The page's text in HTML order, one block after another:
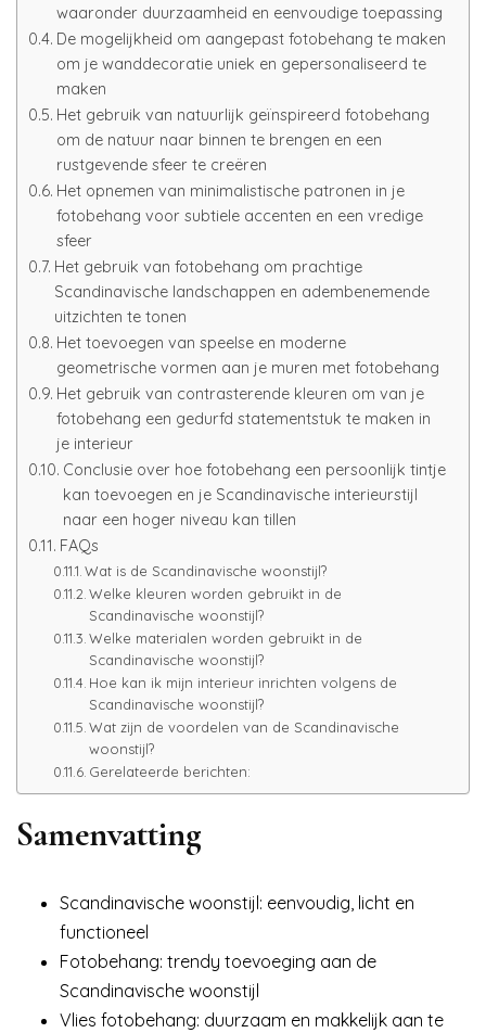
waaronder duurzaamheid en eenvoudige toepassing
De mogelijkheid om aangepast fotobehang te maken
om je wanddecoratie uniek en gepersonaliseerd te
maken
Het gebruik van natuurlijk geïnspireerd fotobehang
om de natuur naar binnen te brengen en een
rustgevende sfeer te creëren
Het opnemen van minimalistische patronen in je
fotobehang voor subtiele accenten en een vredige
sfeer
Het gebruik van fotobehang om prachtige
Scandinavische landschappen en adembenemende
uitzichten te tonen
Het toevoegen van speelse en moderne
geometrische vormen aan je muren met fotobehang
Het gebruik van contrasterende kleuren om van je
fotobehang een gedurfd statementstuk te maken in
je interieur
Conclusie over hoe fotobehang een persoonlijk tintje
kan toevoegen en je Scandinavische interieurstijl
naar een hoger niveau kan tillen
FAQs
Wat is de Scandinavische woonstijl?
Welke kleuren worden gebruikt in de
Scandinavische woonstijl?
Welke materialen worden gebruikt in de
Scandinavische woonstijl?
Hoe kan ik mijn interieur inrichten volgens de
Scandinavische woonstijl?
Wat zijn de voordelen van de Scandinavische
woonstijl?
Gerelateerde berichten:
Samenvatting
Scandinavische woonstijl: eenvoudig, licht en
functioneel
Fotobehang: trendy toevoeging aan de
Scandinavische woonstijl
Vlies fotobehang: duurzaam en makkelijk aan te